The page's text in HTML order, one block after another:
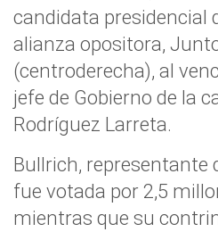
candidata presidencial
alianza opositora,
(centroderecha), al
jefe de Gobierno de la
Rodríguez Larreta.
Bullrich, representante
fue votada por 2,5
mientras que su